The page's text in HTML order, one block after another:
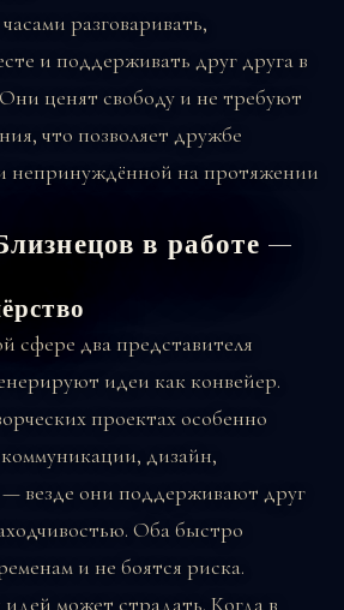
разговаривать,
и поддерживать друг друга в
ценят свободу и не требуют
что позволяет дружбе
непринуждённой на протяжении
в работе —
сфере два представителя
идеи как конвейер.
проектах особенно
дизайн,
везде они поддерживают друг
Оба быстро
и не боятся риска.
может страдать. Когда в